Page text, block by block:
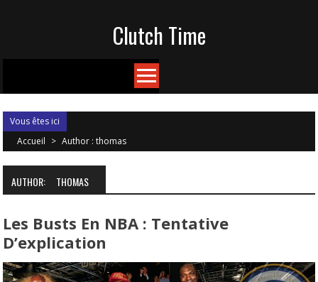
Clutch Time
Vous êtes ici
Accueil > Author : thomas
AUTHOR: THOMAS
Les Busts En NBA : Tentative
D’explication